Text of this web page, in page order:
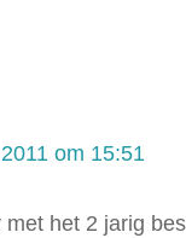
om 15:51
het 2 jarig